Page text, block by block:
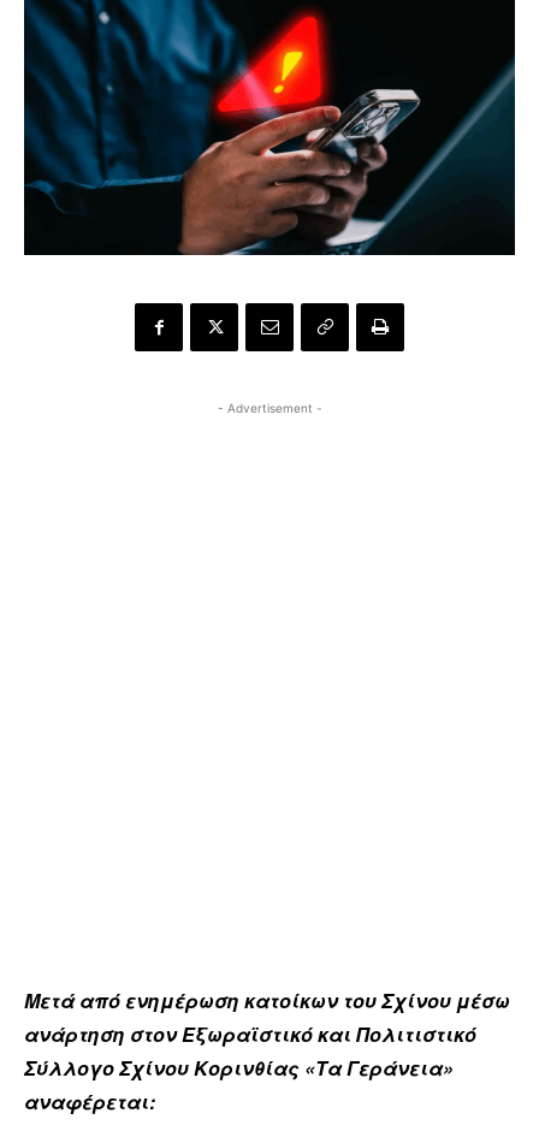
- Advertisement -
Μετά από ενημέρωση κατοίκων του Σχίνου μέσω
ανάρτηση στον Εξωραϊστικό και Πολιτιστικό
Σύλλογο Σχίνου Κορινθίας «Τα Γεράνεια»
αναφέρεται: